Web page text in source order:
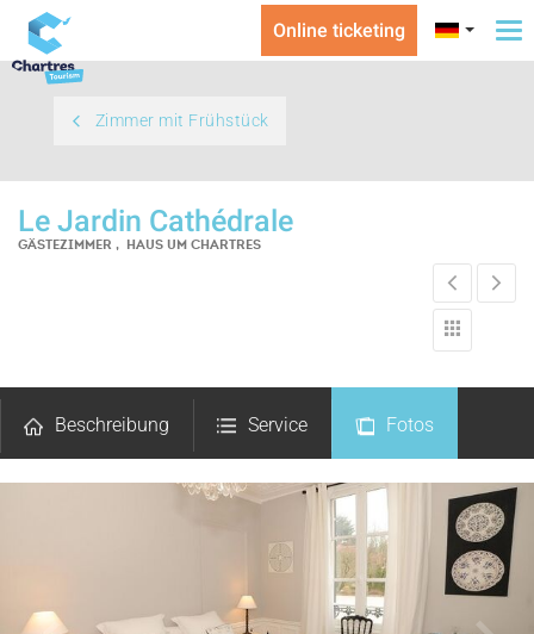
Online ticketing
Zimmer mit Frühstück
Le Jardin Cathédrale
GÄSTEZIMMER , HAUS UM CHARTRES
Beschreibung Service Fotos
Kommentare